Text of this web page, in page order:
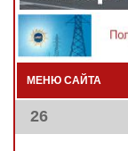
МЕНЮ САЙТА
26